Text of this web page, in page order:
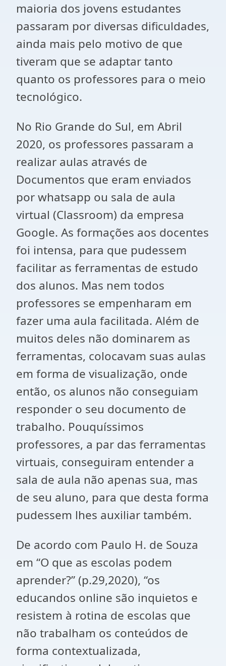
maioria dos jovens estudantes
passaram por diversas dificuldades,
ainda mais pelo motivo de que
tiveram que se adaptar tanto
quanto os professores para o meio
tecnológico.
No Rio Grande do Sul, em Abril
2020, os professores passaram a
realizar aulas através de
Documentos que eram enviados
por whatsapp ou sala de aula
virtual (Classroom) da empresa
Google. As formações aos docentes
foi intensa, para que pudessem
facilitar as ferramentas de estudo
dos alunos. Mas nem todos
professores se empenharam em
fazer uma aula facilitada. Além de
muitos deles não dominarem as
ferramentas, colocavam suas aulas
em forma de visualização, onde
então, os alunos não conseguiam
responder o seu documento de
trabalho. Pouquíssimos
professores, a par das ferramentas
virtuais, conseguiram entender a
sala de aula não apenas sua, mas
de seu aluno, para que desta forma
pudessem lhes auxiliar também.
De acordo com Paulo H. de Souza
em “O que as escolas podem
aprender?” (p.29,2020), “os
educandos online são inquietos e
resistem à rotina de escolas que
não trabalham os conteúdos de
forma contextualizada,